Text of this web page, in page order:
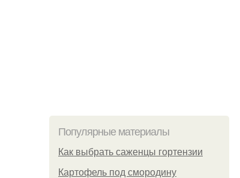
Популярные материалы
Как выбрать саженцы гортензии
Картофель под смородину